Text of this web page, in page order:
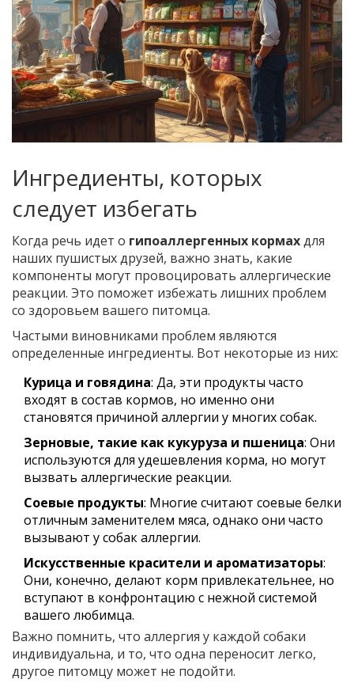
Ингредиенты, которых
следует избегать
Когда речь идет о гипоаллергенных кормахдля
наших пушистых друзей, важно знать, какие
компоненты могут провоцировать аллергические
реакции. Это поможет избежать лишних проблем
со здоровьем вашего питомца.
Частыми виновниками проблем являются
определенные ингредиенты. Вот некоторые из них:
Курица и говядина: Да, эти продукты часто
входят в состав кормов, но именно они
становятся причиной аллергии у многих собак.
Зерновые, такие как кукуруза и пшеница: Они
используются для удешевления корма, но могут
вызвать аллергические реакции.
Соевые продукты: Многие считают соевые белки
отличным заменителем мяса, однако они часто
вызывают у собак аллергии.
Искусственные красители и ароматизаторы:
Они, конечно, делают корм привлекательнее, но
вступают в конфронтацию с нежной системой
вашего любимца.
Важно помнить, что аллергия у каждой собаки
индивидуальна, и то, что одна переносит легко,
другое питомцу может не подойти.